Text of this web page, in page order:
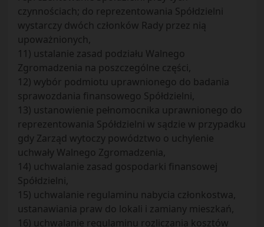
czynnościach; do reprezentowania Spółdzielni
wystarczy dwóch członków Rady przez nią
upoważnionych,
11) ustalanie zasad podziału Walnego
Zgromadzenia na poszczególne części,
12) wybór podmiotu uprawnionego do badania
sprawozdania finansowego Spółdzielni,
13) ustanowienie pełnomocnika uprawnionego do
reprezentowania Spółdzielni w sądzie w przypadku
gdy Zarząd wytoczy powództwo o uchylenie
uchwały Walnego Zgromadzenia,
14) uchwalanie zasad gospodarki finansowej
Spółdzielni,
15) uchwalanie regulaminu nabycia członkostwa,
ustanawiania praw do lokali i zamiany mieszkań,
16) uchwalanie regulaminu rozliczania kosztów